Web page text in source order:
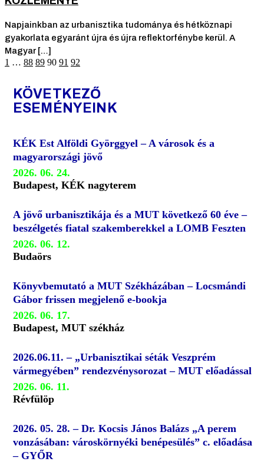
Napjainkban az urbanisztika tudománya és hétköznapi
gyakorlata egyaránt újra és újra reflektorfénybe kerül. A
Magyar […]
1 … 88 89 90 91 92
KÖVETKEZŐ
ESEMÉNYEINK
KÉK Est Alföldi Györggyel – A városok és a
magyarországi jövő
2026. 06. 24.
Budapest, KÉK nagyterem
A jövő urbanisztikája és a MUT következő 60 éve –
beszélgetés fiatal szakemberekkel a LOMB Feszten
2026. 06. 12.
Budaörs
Könyvbemutató a MUT Székházában – Locsmándi
Gábor frissen megjelenő e-bookja
2026. 06. 17.
Budapest, MUT székház
2026.06.11. – „Urbanisztikai séták Veszprém
vármegyében” rendezvénysorozat – MUT előadással
2026. 06. 11.
Révfülöp
2026. 05. 28. – Dr. Kocsis János Balázs „A perem
vonzásában: városkörnyéki benépesülés” c. előadása
– GYŐR